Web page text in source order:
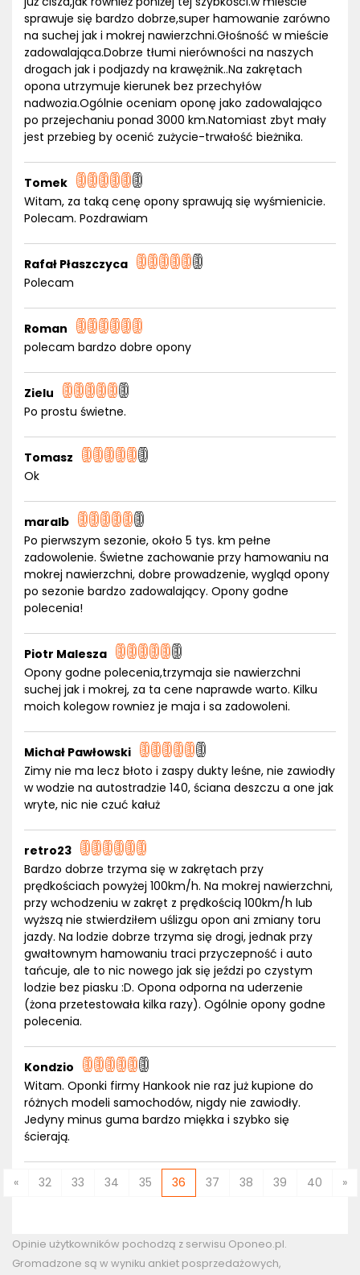
sprawuje się bardzo dobrze,super hamowanie zarówno
na suchej jak i mokrej nawierzchni.Głośność w mieście
zadowalająca.Dobrze tłumi nierówności na naszych
drogach jak i podjazdy na krawężnik..Na zakrętach
opona utrzymuje kierunek bez przechyłów
nadwozia.Ogólnie oceniam oponę jako zadowalająco
po przejechaniu ponad 3000 km.Natomiast zbyt mały
jest przebieg by ocenić zużycie-trwałość bieżnika.
Tomek
Witam, za taką cenę opony sprawują się wyśmienicie.
Polecam. Pozdrawiam
Rafał Płaszczyca
Polecam
Roman
polecam bardzo dobre opony
Zielu
Po prostu świetne.
Tomasz
Ok
maralb
Po pierwszym sezonie, około 5 tys. km pełne
zadowolenie. Świetne zachowanie przy hamowaniu na
mokrej nawierzchni, dobre prowadzenie, wygląd opony
po sezonie bardzo zadowalający. Opony godne
polecenia!
Piotr Malesza
Opony godne polecenia,trzymaja sie nawierzchni
suchej jak i mokrej, za ta cene naprawde warto. Kilku
moich kolegow rowniez je maja i sa zadowoleni.
Michał Pawłowski
Zimy nie ma lecz błoto i zaspy dukty leśne, nie zawiodły
w wodzie na autostradzie 140, ściana deszczu a one jak
wryte, nic nie czuć kałuż
retro23
Bardzo dobrze trzyma się w zakrętach przy
prędkościach powyżej 100km/h. Na mokrej nawierzchni,
przy wchodzeniu w zakręt z prędkością 100km/h lub
wyższą nie stwierdziłem uślizgu opon ani zmiany toru
jazdy. Na lodzie dobrze trzyma się drogi, jednak przy
gwałtownym hamowaniu traci przyczepność i auto
tańcuje, ale to nic nowego jak się jeździ po czystym
lodzie bez piasku :D. Opona odporna na uderzenie
(żona przetestowała kilka razy). Ogólnie opony godne
polecenia.
Kondzio
Witam. Oponki firmy Hankook nie raz już kupione do
różnych modeli samochodów, nigdy nie zawiodły.
Jedyny minus guma bardzo miękka i szybko się
ścierają.
« 32 33 34 35 36 37 38 39 40 »
Opinie użytkowników pochodzą z serwisu Oponeo.pl.
Gromadzone są w wyniku ankiet posprzedażowych,